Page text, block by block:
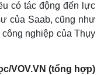
Xe máy
có tác động đến lực
của Saab, cũng như
nghiệp của Thụy
VOV.VN (tổng hợp)